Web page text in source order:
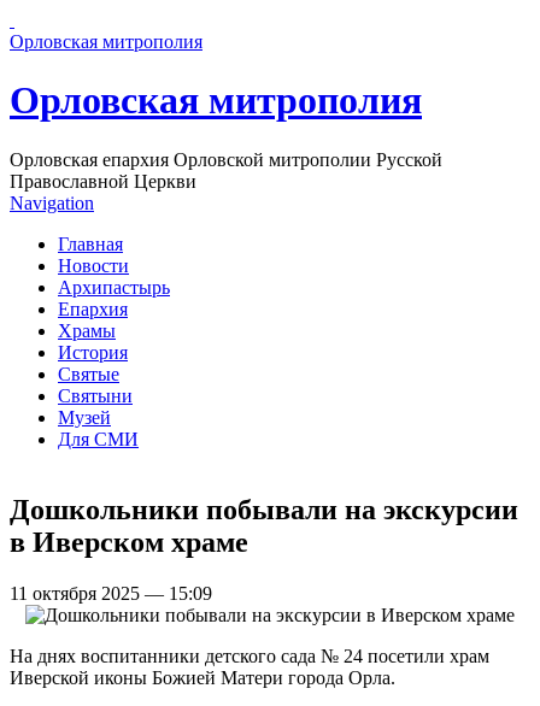
Орловская митрополия
Орловская митрополия
Орловская епархия Орловской митрополии Русской
Православной Церкви
Navigation
Главная
Новости
Архипастырь
Епархия
Храмы
История
Святые
Святыни
Музей
Для СМИ
Дошкольники побывали на экскурсии
в Иверском храме
11 октября 2025 — 15:09
На днях воспитанники детского сада № 24 посетили храм
Иверской иконы Божией Матери города Орла.